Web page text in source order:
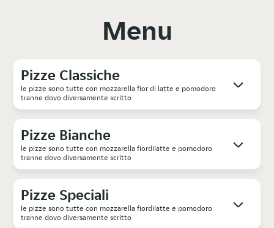
Menu
Pizze Classiche
le pizze sono tutte con mozzarella fior di latte e pomodoro
tranne dovo diversamente scritto
Pizze Bianche
le pizze sono tutte con mozzarella fiordilatte e pomodoro
tranne dovo diversamente scritto
Pizze Speciali
le pizze sono tutte con mozzarella fiordilatte e pomodoro
tranne dovo diversamente scritto